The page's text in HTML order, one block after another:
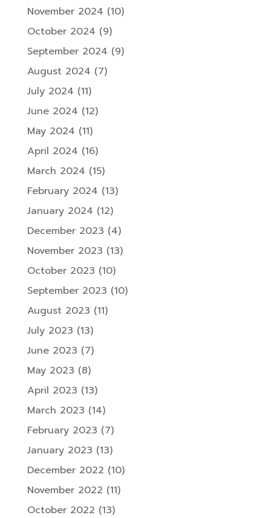
November 2024 (10)
October 2024 (9)
September 2024 (9)
August 2024 (7)
July 2024 (11)
June 2024 (12)
May 2024 (11)
April 2024 (16)
March 2024 (15)
February 2024 (13)
January 2024 (12)
December 2023 (4)
November 2023 (13)
October 2023 (10)
September 2023 (10)
August 2023 (11)
July 2023 (13)
June 2023 (7)
May 2023 (8)
April 2023 (13)
March 2023 (14)
February 2023 (7)
January 2023 (13)
December 2022 (10)
November 2022 (11)
October 2022 (13)